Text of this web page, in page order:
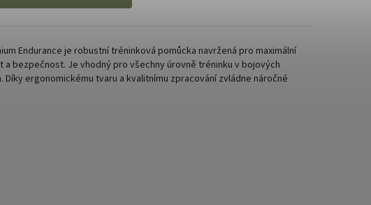
Endurance je robustní tréninková pomůcka navržená pro maximální
a bezpečnost. Je vhodný pro všechny úrovně tréninku v bojových
Díky ergonomickému tvaru a kvalitnímu zpracování zvládne náročné